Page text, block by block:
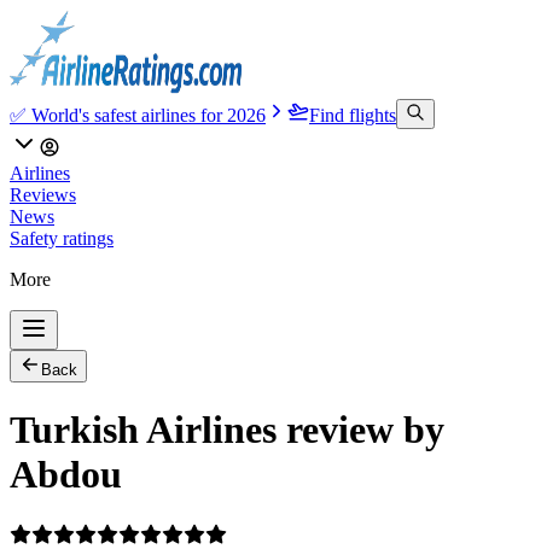
✅ World's safest airlines for 2026 Find flights
Airlines
Reviews
News
Safety ratings
More
Back
Turkish Airlines review by
Abdou